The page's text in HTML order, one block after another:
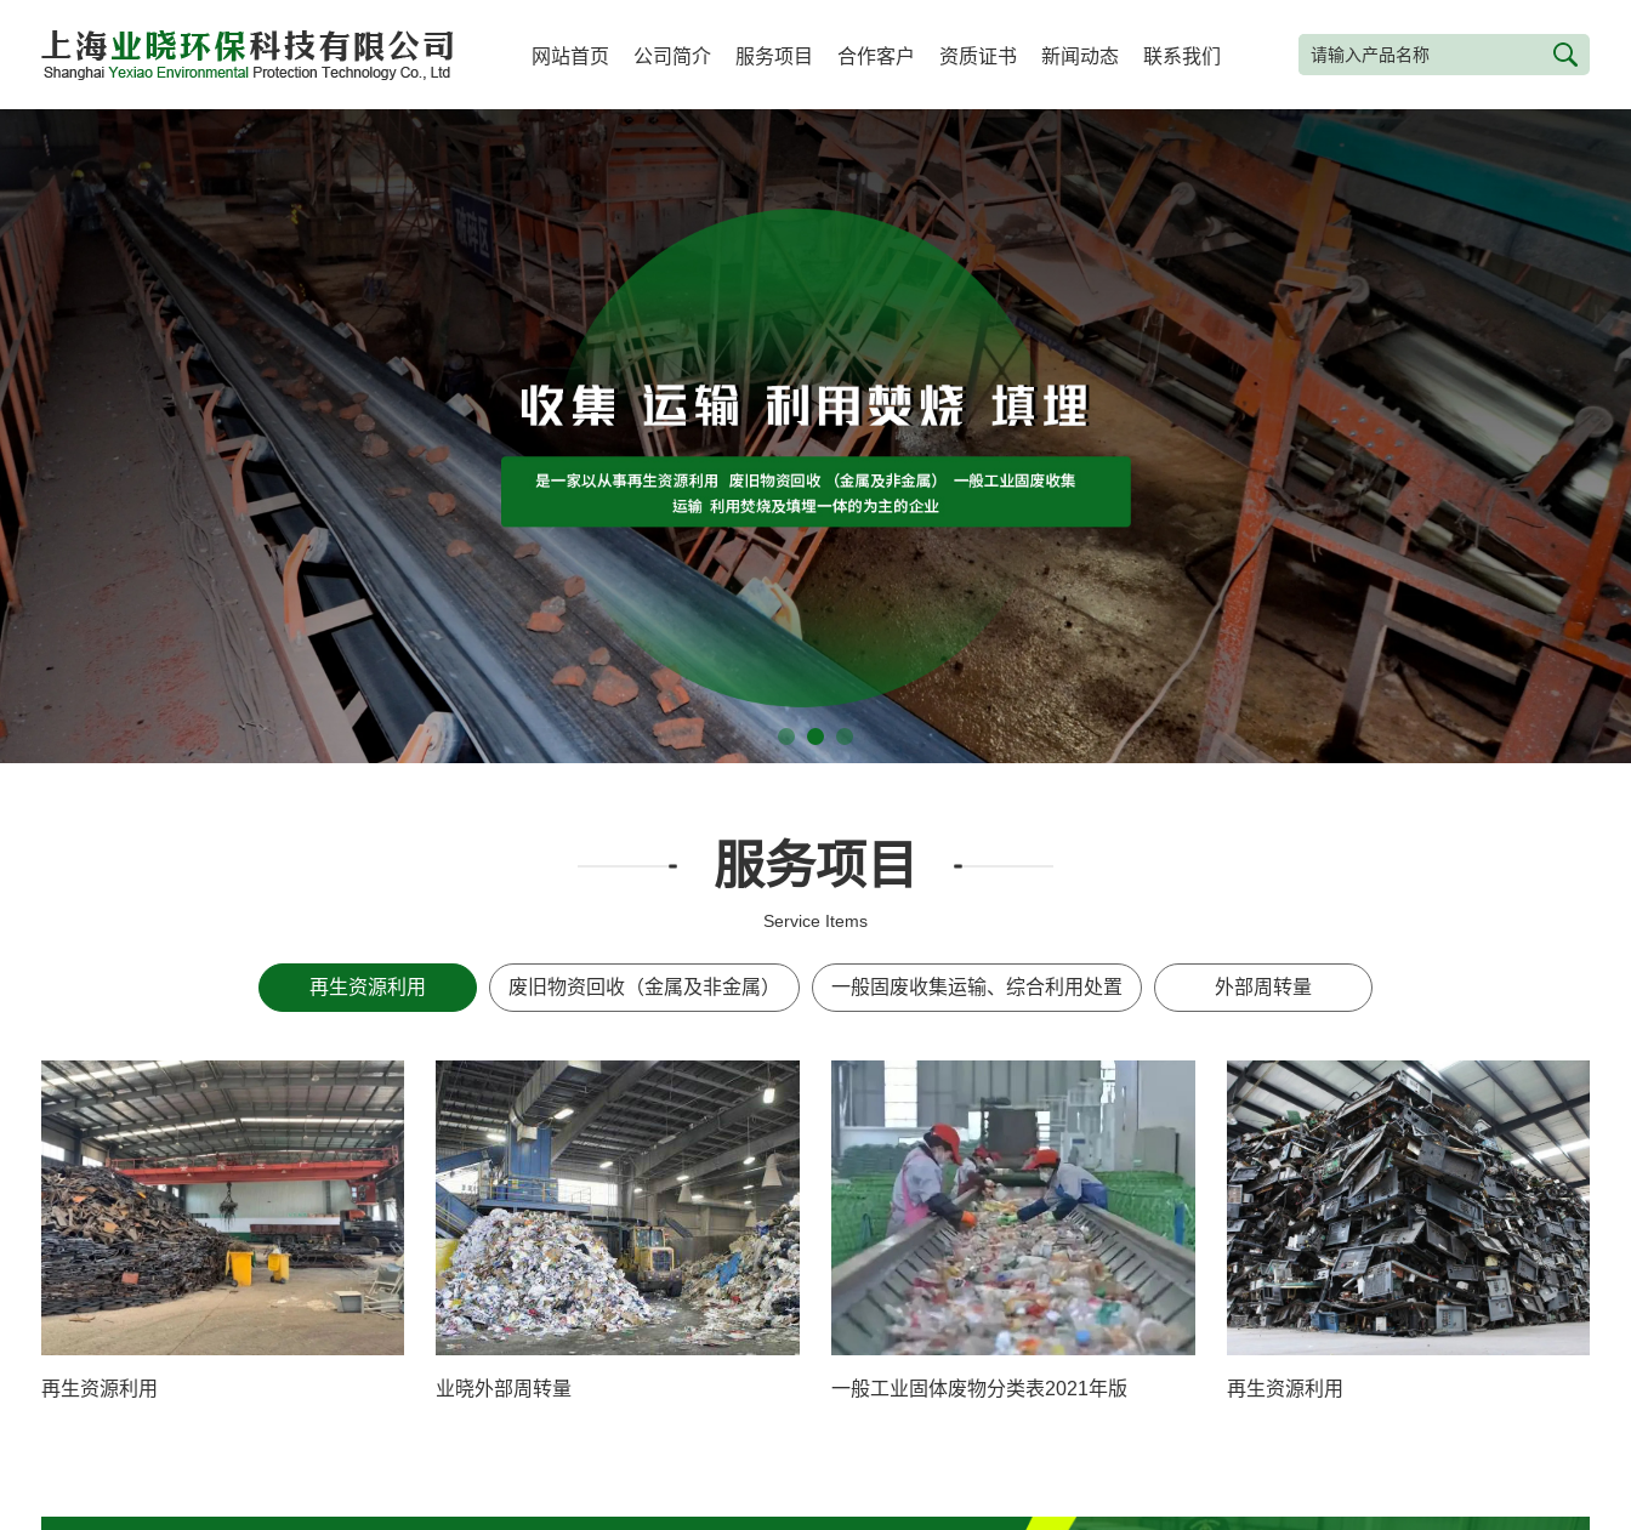
网站首页 公司简介 服务项目 合作客户 资质证书 新闻动态 联系我们
服务项目
Service Items
再生资源利用 废旧物资回收（金属及非金属） 一般固废收集运输、综合利用处置 外部周转量
再生资源利用 业晓外部周转量 一般工业固体废物分类表2021年版 再生资源利用